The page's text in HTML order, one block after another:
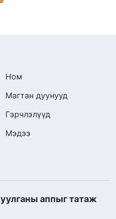
Ном
Магтан дуунууд
Гэрчлэлүүд
Мэдээ
аппыг татаж